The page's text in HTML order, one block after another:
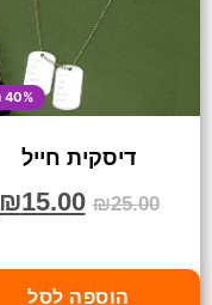
40% הנחה
דיסקית חייל
₪25.00
₪15.00
הוספה לסל